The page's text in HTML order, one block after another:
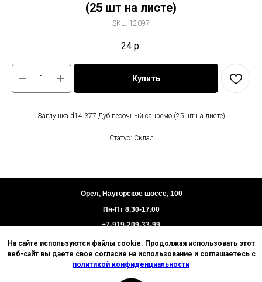
(25 шт на листе)
SKU: 12097
24 р.
Купить
Заглушка d14.377 Дуб песочный санремо (25 шт на листе)
Статус: Склад
На сайте используются файлы cookie. Продолжая использовать этот
веб-сайт вы даете свое согласие на использование и соглашаетесь с
политикой конфиденциальности
Политика конфиденциальности
Пользовательское соглашение
Орёл, Наугорское шоссе, 100
Пн-Пт 8.30-17.00
+7-919-209-33-99